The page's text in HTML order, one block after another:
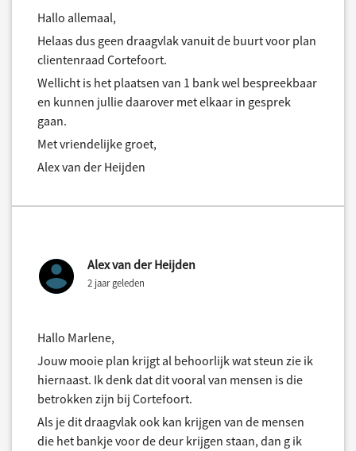
Hallo allemaal,
Helaas dus geen draagvlak vanuit de buurt voor plan
clientenraad Cortefoort.
Wellicht is het plaatsen van 1 bank wel bespreekbaar
en kunnen jullie daarover met elkaar in gesprek
gaan.
Met vriendelijke groet,
Alex van der Heijden
Alex van der Heijden
2 jaar geleden
Hallo Marlene,
Jouw mooie plan krijgt al behoorlijk wat steun zie ik
hiernaast. Ik denk dat dit vooral van mensen is die
betrokken zijn bij Cortefoort.
Als je dit draagvlak ook kan krijgen van de mensen
die het bankje voor de deur krijgen staan, dan g ik